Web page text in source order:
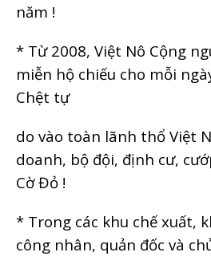
năm !
* Từ 2008, Việt Nô Cộng
miễn hộ chiếu cho mỗi
Chệt tự
do vào toàn lãnh thổ Việt
doanh, bộ đội, định cư,
Cờ Đỏ !
* Trong các khu chế xuất,
công nhân, quản đốc và